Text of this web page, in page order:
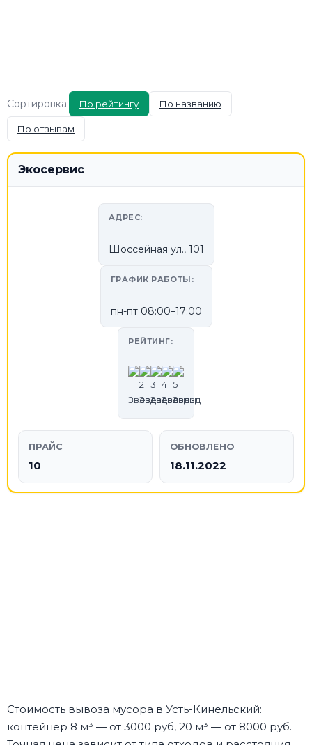
Сортировка: По рейтингу По названию
По отзывам
Экосервис
АДРЕС:
Шоссейная ул., 101
ГРАФИК РАБОТЫ:
пн-пт 08:00–17:00
РЕЙТИНГ:
ПРАЙС
10
ОБНОВЛЕНО
18.11.2022
Стоимость вывоза мусора в Усть-Кинельский:
контейнер 8 м³ — от 3000 руб, 20 м³ — от 8000 руб.